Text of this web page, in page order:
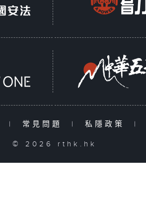
| 常見問題 | 私隱政策 |
© 2026 rthk.hk